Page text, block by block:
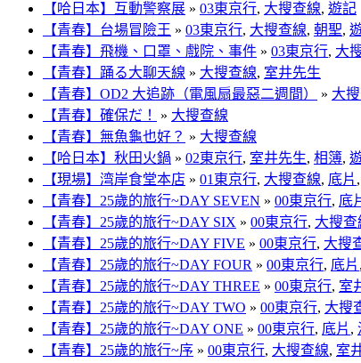
【哈日本】互動警察展 » 03東京行, 大搜查線, 遊記
【青春】台場冒險王 » 03東京行, 大搜查線, 朝聖,
【青春】飛機、口罩、戲院、事件 » 03東京行, 大
【青春】踊る大聊天線 » 大搜查線, 室井先生
【青春】OD2 大追跡（電風扇最惡二週間）
» 大
【青春】確保だ！
» 大搜查線
【青春】無魚龜也好？ » 大搜查線
【哈日本】秋田火鍋 » 02東京行, 室井先生, 相簿,
【現場】湾岸食堂本店 » 01東京行, 大搜查線, 底片 ,
【青春】25歲的旅行~DAY SEVEN » 00東京行, 底
【青春】25歲的旅行~DAY SIX » 00東京行, 大搜查
【青春】25歲的旅行~DAY FIVE » 00東京行, 大搜
【青春】25歲的旅行~DAY FOUR » 00東京行, 底片 ,
【青春】25歲的旅行~DAY THREE » 00東京行, 室
【青春】25歲的旅行~DAY TWO » 00東京行, 大搜
【青春】25歲的旅行~DAY ONE » 00東京行, 底片 ,
【青春】25歲的旅行~序 » 00東京行, 大搜查線, 室